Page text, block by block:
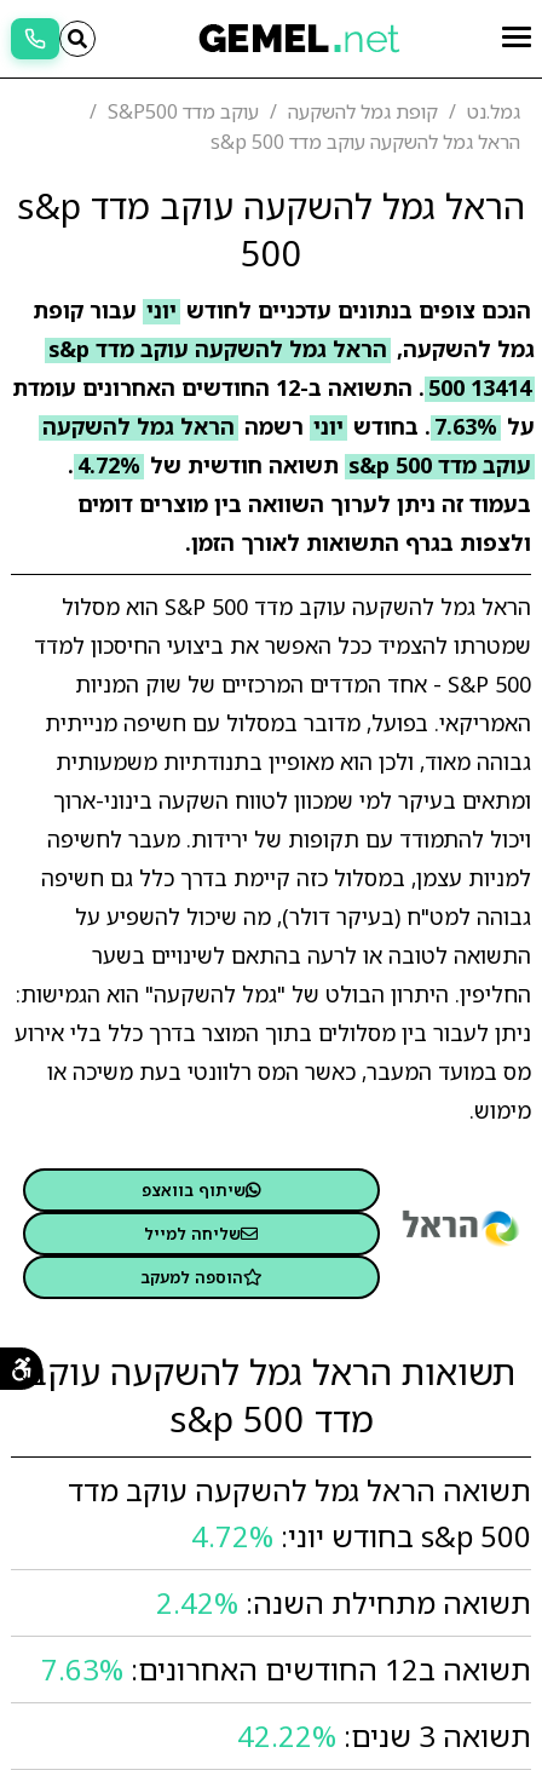
גמל.נט קופת גמל להשקעה
עוקב מדד S&P500
הראל גמל להשקעה עוקב מדד s&p 500
הראל גמל להשקעה עוקב מדד s&p
500
הנכם צופים בנתונים עדכניים לחודש יוני עבור קופת
גמל להשקעה,
הראל גמל להשקעה עוקב מדד s&p
500 13414
. התשואה ב-12 החודשים האחרונים עומדת
על 7.63% . בחודש יוני רשמה הראל גמל להשקעה
עוקב מדד s&p 500
תשואה חודשית של 4.72%
.
בעמוד זה ניתן לערוך השוואה בין מוצרים דומים
ולצפות בגרף התשואות לאורך הזמן.
הראל גמל להשקעה עוקב מדד S&P 500 הוא מסלול
שמטרתו להצמיד ככל האפשר את ביצועי החיסכון למדד
S&P 500 - אחד המדדים המרכזיים של שוק המניות
האמריקאי. בפועל, מדובר במסלול עם חשיפה מנייתית
גבוהה מאוד, ולכן הוא מאופיין בתנודתיות משמעותית
ומתאים בעיקר למי שמכוון לטווח השקעה בינוני-ארוך
ויכול להתמודד עם תקופות של ירידות. מעבר לחשיפה
למניות עצמן, במסלול כזה קיימת בדרך כלל גם חשיפה
גבוהה למט"ח (בעיקר דולר), מה שיכול להשפיע על
התשואה לטובה או לרעה בהתאם לשינויים בשער
החליפין. היתרון הבולט של "גמל להשקעה" הוא הגמישות:
ניתן לעבור בין מסלולים בתוך המוצר בדרך כלל בלי אירוע
מס במועד המעבר, כאשר המס רלוונטי בעת משיכה או
מימוש.
שיתוף בוואצפ
שליחה למייל
הוספה למעקב
תשואות הראל גמל להשקעה עוקב
מדד s&p 500
תשואה הראל גמל להשקעה עוקב מדד
s&p 500 בחודש יוני:
4.72%
תשואה מתחילת השנה: 2.42%
תשואה ב12 החודשים האחרונים:
7.63%
תשואה 3 שנים:
42.22%